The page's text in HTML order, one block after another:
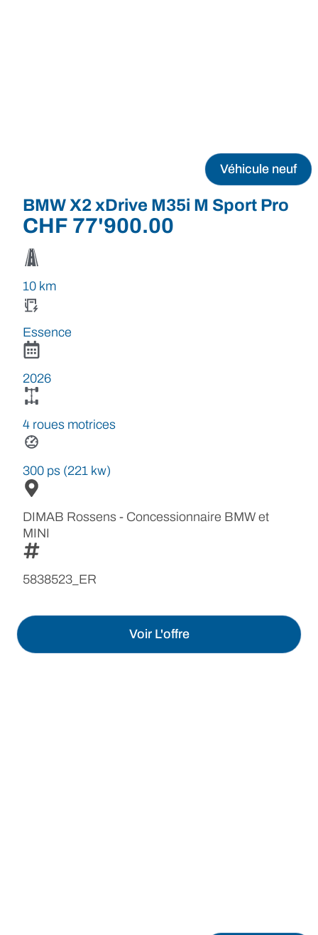
Véhicule neuf
BMW X2 xDrive M35i M Sport Pro
CHF 77'900.00
10 km
Essence
2026
4 roues motrices
300 ps (221 kw)
DIMAB Rossens - Concessionnaire BMW et
MINI
5838523_ER
Voir L'offre